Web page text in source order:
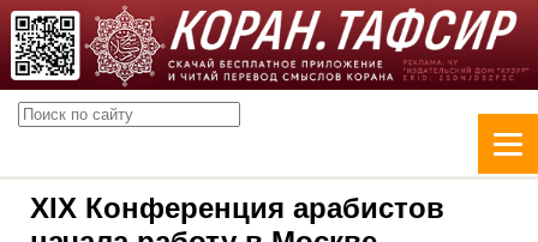
XIX Конференция арабистов